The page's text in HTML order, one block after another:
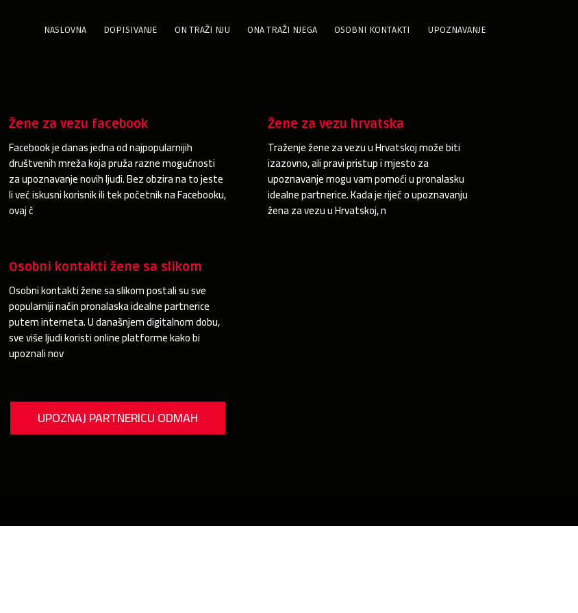
NASLOVNA DOPISIVANJE ON TRAŽI NJU ONA TRAŽI NJEGA OSOBNI KONTAKTI UPOZNAVANJE
Žene za vezu facebook
Facebook je danas jedna od najpopularnijih
društvenih mreža koja pruža razne mogućnosti
za upoznavanje novih ljudi. Bez obzira na to jeste
li već iskusni korisnik ili tek početnik na Facebooku,
ovaj č
Osobni kontakti žene sa slikom
Osobni kontakti žene sa slikom postali su sve
popularniji način pronalaska idealne partnerice
putem interneta. U današnjem digitalnom dobu,
sve više ljudi koristi online platforme kako bi
upoznali nov
Žene za vezu hrvatska
Traženje žene za vezu u Hrvatskoj može biti
izazovno, ali pravi pristup i mjesto za
upoznavanje mogu vam pomoći u pronalasku
idealne partnerice. Kada je riječ o upoznavanju
žena za vezu u Hrvatskoj, n
UPOZNAJ PARTNERICU ODMAH